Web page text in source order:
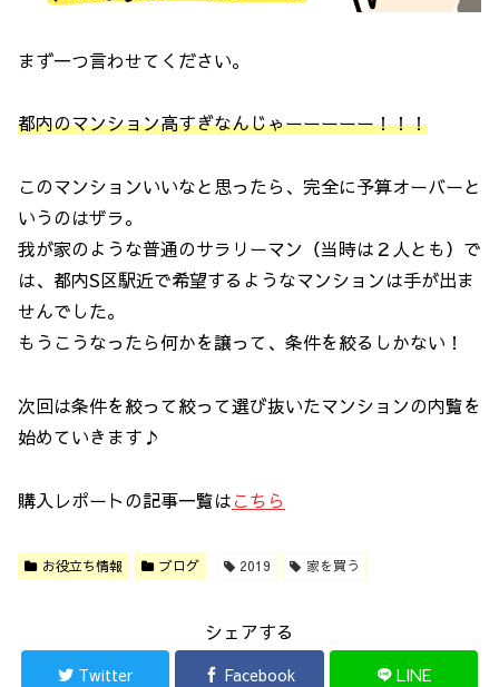
まず一つ言わせてください。
都内のマンション高すぎなんじゃーーーーー！！！
このマンションいいなと思ったら、完全に予算オーバーと
いうのはザラ。
我が家のような普通のサラリーマン（当時は２人とも）で
は、都内S区駅近で希望するようなマンションは手が出ま
せんでした。
もうこうなったら何かを譲って、条件を絞るしかない！
次回は条件を絞って絞って選び抜いたマンションの内覧を
始めていきます♪
購入レポートの記事一覧はこちら
お役立ち情報 ブログ 2019 家を買う
シェアする
Twitter Facebook LINE